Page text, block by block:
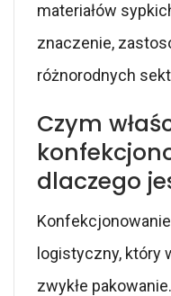
materiałów
znaczenie,
różnorodnych
Czym
dlaczego
logistyczny, który
zwykłe